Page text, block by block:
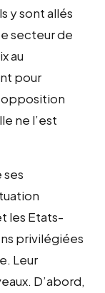
y sont allés
secteur de
au
pour
opposition
ne l’est
ses
les Etats-
privilégiées
Leur
D’abord,